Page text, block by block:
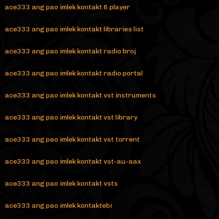
ace333 ang pao imlek kontakt 6 player
ace333 ang pao imlek kontakt libraries list
ace333 ang pao imlek kontakt radio broj
ace333 ang pao imlek kontakt radio portal
ace333 ang pao imlek kontakt vst instruments
ace333 ang pao imlek kontakt vst library
ace333 ang pao imlek kontakt vst torrent
ace333 ang pao imlek kontakt vst-au-aax
ace333 ang pao imlek kontakt vsts
ace333 ang pao imlek kontaktebi